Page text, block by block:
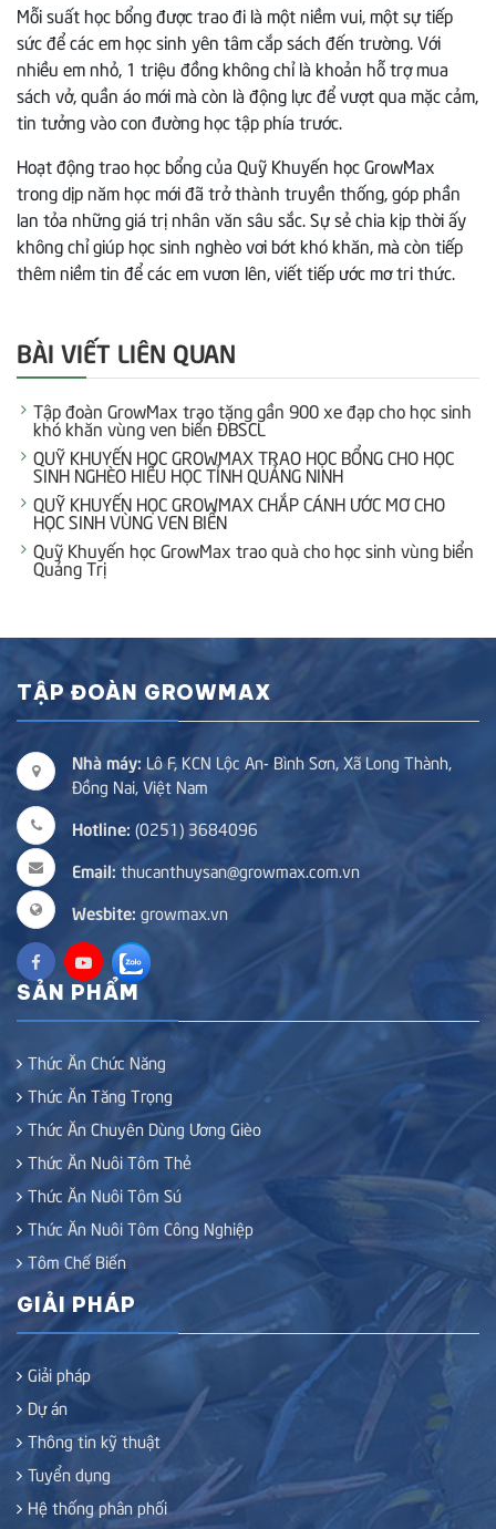
Mỗi suất học bổng được trao đi là một niềm vui, một sự tiếp
sức để các em học sinh yên tâm cắp sách đến trường. Với
nhiều em nhỏ, 1 triệu đồng không chỉ là khoản hỗ trợ mua
sách vở, quần áo mới mà còn là động lực để vượt qua mặc cảm,
tin tưởng vào con đường học tập phía trước.
Hoạt động trao học bổng của Quỹ Khuyến học GrowMax
trong dịp năm học mới đã trở thành truyền thống, góp phần
lan tỏa những giá trị nhân văn sâu sắc. Sự sẻ chia kịp thời ấy
không chỉ giúp học sinh nghèo vơi bớt khó khăn, mà còn tiếp
thêm niềm tin để các em vươn lên, viết tiếp ước mơ tri thức.
BÀI VIẾT LIÊN QUAN
Tập đoàn GrowMax trao tặng gần 900 xe đạp cho học sinh
khó khăn vùng ven biển ĐBSCL
QUỸ KHUYẾN HỌC GROWMAX TRAO HỌC BỔNG CHO HỌC
SINH NGHÈO HIẾU HỌC TỈNH QUẢNG NINH
QUỸ KHUYẾN HỌC GROWMAX CHẮP CÁNH ƯỚC MƠ CHO
HỌC SINH VÙNG VEN BIỂN
Quỹ Khuyến học GrowMax trao quà cho học sinh vùng biển
Quảng Trị
TẬP ĐOÀN GROWMAX
Nhà máy: Lô F, KCN Lộc An- Bình Sơn, Xã Long Thành,
Đồng Nai, Việt Nam
Hotline: (0251) 3684096
Email: thucanthuysan@growmax.com.vn
Wesbite: growmax.vn
SẢN PHẨM
Thức Ăn Chức Năng
Thức Ăn Tăng Trọng
Thức Ăn Chuyên Dùng Ương Gièo
Thức Ăn Nuôi Tôm Thẻ
Thức Ăn Nuôi Tôm Sú
Thức Ăn Nuôi Tôm Công Nghiệp
Tôm Chế Biến
GIẢI PHÁP
Giải pháp
Dự án
Thông tin kỹ thuật
Tuyển dụng
Hệ thống phân phối